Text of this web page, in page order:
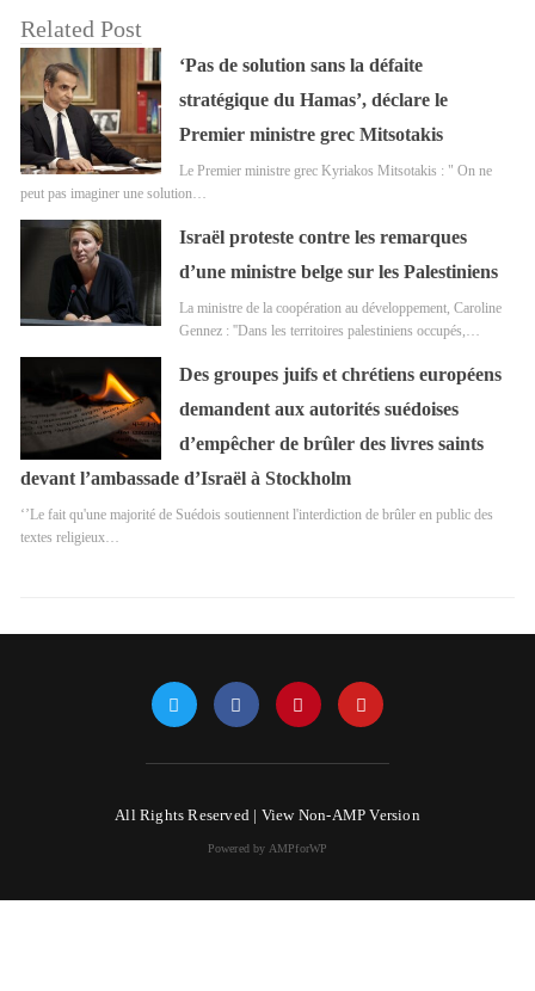
Related Post
‘Pas de solution sans la défaite
stratégique du Hamas’, déclare le
Premier ministre grec Mitsotakis
Le Premier ministre grec Kyriakos Mitsotakis : " On ne
peut pas imaginer une solution…
Israël proteste contre les remarques
d’une ministre belge sur les Palestiniens
La ministre de la coopération au développement, Caroline
Gennez : ''Dans les territoires palestiniens occupés,…
Des groupes juifs et chrétiens européens
demandent aux autorités suédoises
d’empêcher de brûler des livres saints
devant l’ambassade d’Israël à Stockholm
‘’Le fait qu'une majorité de Suédois soutiennent l'interdiction de brûler en public des
textes religieux…
All Rights Reserved | View Non-AMP Version
Powered by AMPforWP